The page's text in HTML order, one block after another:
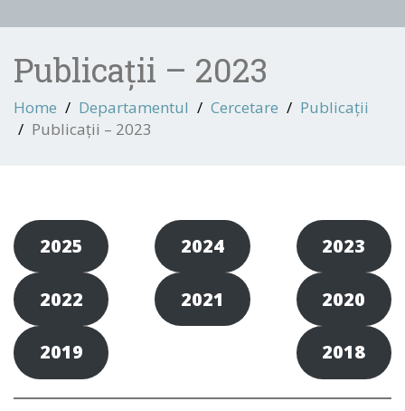
Publicații – 2023
Home Departamentul Cercetare
Publicații
Publicații – 2023
2025 2024 2023
2022 2021 2020
2019 2018